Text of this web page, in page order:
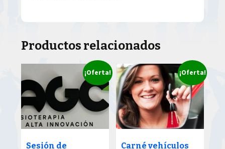
Productos relacionados
¡Oferta!
Sesión de
¡Oferta!
Carné vehículos